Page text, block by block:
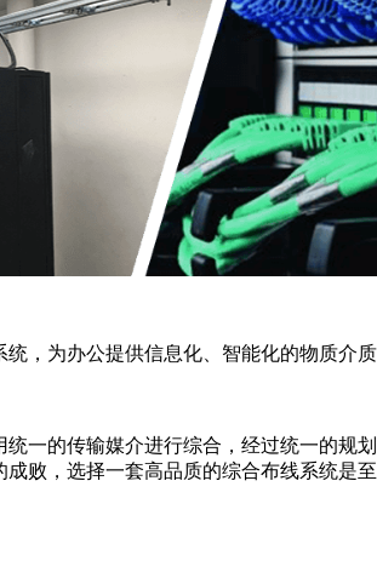
，为办公提供信息化、智能化的物质介
一的传输媒介进行综合，经过统一的规
败，选择一套高品质的综合布线系统是至